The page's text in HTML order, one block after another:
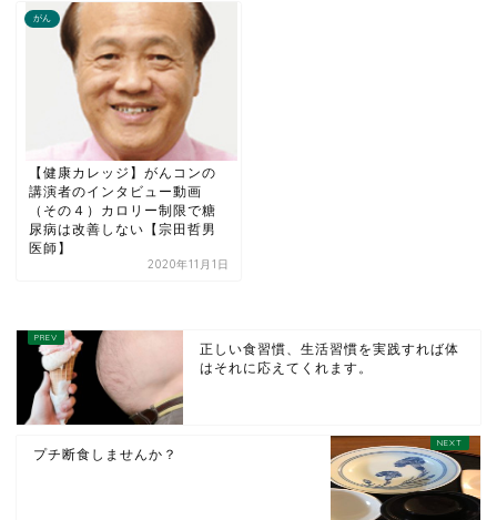
がん
【健康カレッジ】がんコンの
講演者のインタビュー動画
（その４）カロリー制限で糖
尿病は改善しない【宗田哲男
医師】
2020年11月1日
正しい食習慣、生活習慣を実践すれば体
はそれに応えてくれます。
プチ断食しませんか？